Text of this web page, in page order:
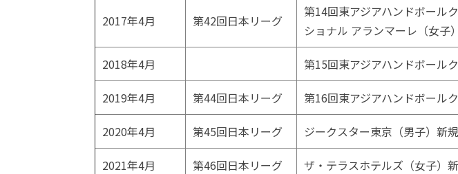
2017年4月 第42回日本リーグ
第14回東アジアハンドボール
ショナル アランマーレ（女子
2018年4月 第15回東アジアハンドボール
2019年4月 第44回日本リーグ 第16回東アジアハンドボール
2020年4月 第45回日本リーグ ジークスター東京（男子）新
2021年4月 第46回日本リーグ ザ・テラスホテルズ（女子）